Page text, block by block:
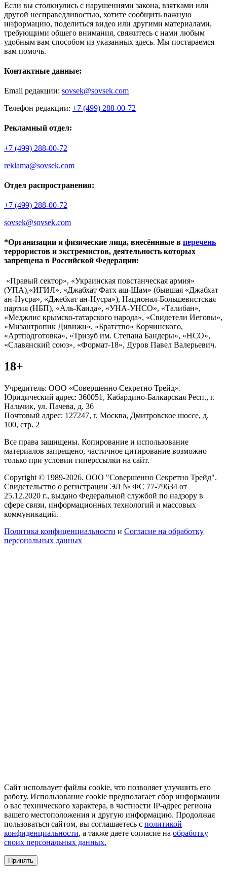
Если вы столкнулись с нарушениями закона, взятками или
другой несправедливостью, хотите сообщить важную
информацию, поделиться видео или другими материалами,
требующими общего внимания, свяжитесь с нами любым
удобным вам способом из указанных здесь. Мы постараемся
вам помочь.
Контактные данные:
Email редакции: sovsek@sovsek.com
Телефон редакции: +7 (499) 288-00-72
Рекламный отдел:
+7 (499) 288-00-72
reklama@sovsek.com
Отдел распространения:
+7 (499) 288-00-72
sovsek@sovsek.com
*Организации и физические лица, внесённные в перечень
террористов и экстремистов, деятельность которых
запрещена в Российской Федерации:
«Правый сектор», «Украинская повстанческая армия»
(УПА),«ИГИЛ», «Джабхат Фатх аш-Шам» (бывшая «Джабхат
ан-Нусра», «Джебхат ан-Нусра»), Национал-Большевистская
партия (НБП), «Аль-Каида», «УНА-УНСО», «Талибан»,
«Меджлис крымско-татарского народа», «Свидетели Иеговы»,
«Мизантропик Дивижн», «Братство» Корчинского,
«Артподготовка», «Тризуб им. Степана Бандеры», «НСО»,
«Славянский союз», «Формат-18», Дуров Павел Валерьевич.
18+
Учредитель: ООО «Совершенно Секретно Трейд».
Юридический адрес: 360051, Кабардино-Балкарская Респ., г.
Нальчик, ул. Пачева, д. 36
Почтовый адрес: 127247, г. Москва, Дмитровское шоссе, д.
100, стр. 2
Все права защищены. Копирование и использование
материалов запрещено, частичное цитирование возможно
только при условии гиперссылки на сайт.
Copyright © 1989-2026. ООО "Совершенно Секретно Трейд".
Свидетельство о регистрации ЭЛ № ФС 77-79634 от
25.12.2020 г., выдано Федеральной службой по надзору в
сфере связи, информационных технологий и массовых
коммуникаций.
Политика конфиценциальности и Согласие на обработку
персональных данных
Сайт использует файлы cookie, что позволяет улучшить его
работу. Использование cookie предполагает сбор информации
о вас технического характера, в частности IP-адрес региона
вашего местоположения и другую информацию. Продолжая
пользоваться сайтом, вы соглашаетесь с политикой
конфиденциальности, а также даете согласие на обработку
своих персональных данных.
Принять